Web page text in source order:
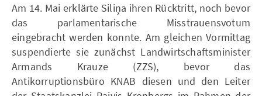
Am 14. Mai erklärte Siliņa ihren Rücktritt, noch bevor
das parlamentarische Misstrauensvotum
eingebracht werden konnte. Am gleichen Vormittag
suspendierte sie zunächst Landwirtschaftsminister
Armands Krauze (ZZS), bevor das
Antikorruptionsbüro KNAB diesen und den Leiter